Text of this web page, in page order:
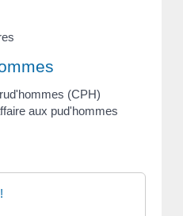
(CPH)
aux pud'hommes